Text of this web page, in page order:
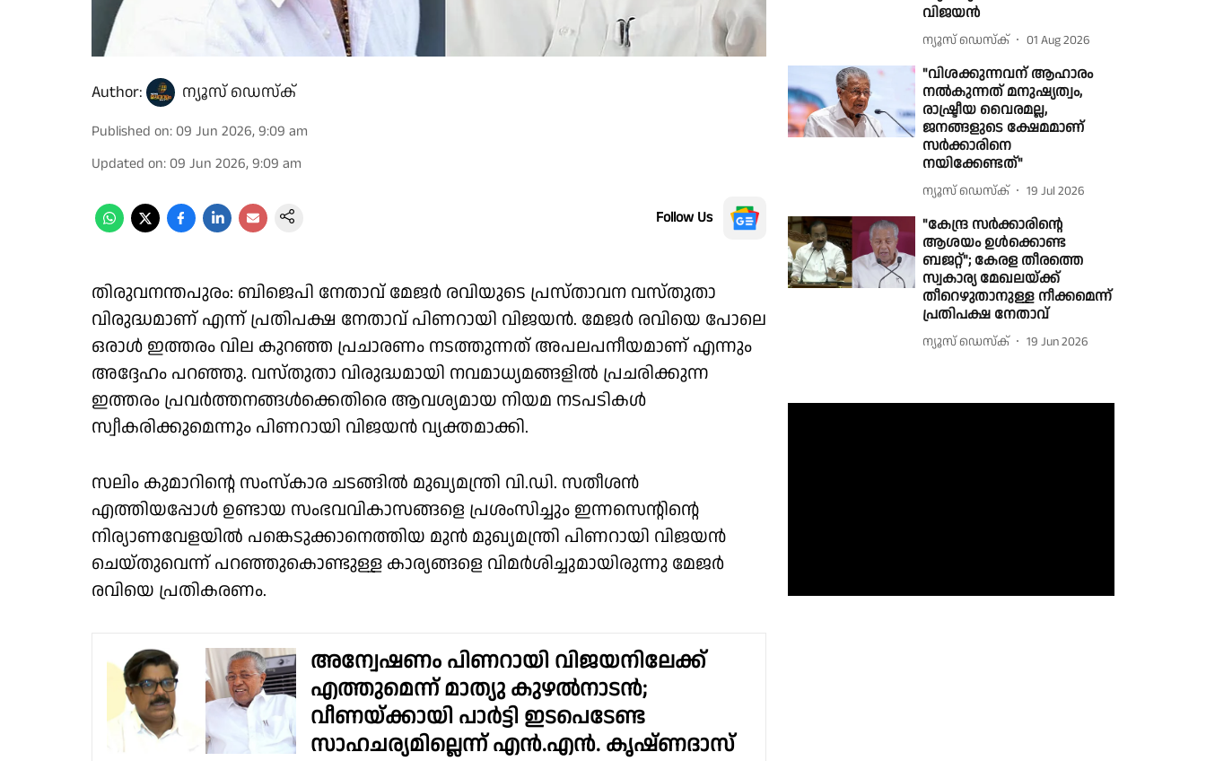
Author: ന്യൂസ് ഡെസ്ക്
Published on: 09 Jun 2026, 9:09 am
Updated on: 09 Jun 2026, 9:09 am
Follow Us
തിരുവനന്തപുരം: ബിജെപി നേതാവ് മേജർ രവിയുടെ പ്രസ്താവന വസ്തുതാ
വിരുദ്ധമാണ് എന്ന് പ്രതിപക്ഷ നേതാവ് പിണറായി വിജയൻ. മേജർ രവിയെ പോലെ
ഒരാൾ ഇത്തരം വില കുറഞ്ഞ പ്രചാരണം നടത്തുന്നത് അപലപനീയമാണ് എന്നും
അദ്ദേഹം പറഞ്ഞു. വസ്തുതാ വിരുദ്ധമായി നവമാധ്യമങ്ങളിൽ പ്രചരിക്കുന്ന
ഇത്തരം പ്രവർത്തനങ്ങൾക്കെതിരെ ആവശ്യമായ നിയമ നടപടികൾ
സ്വീകരിക്കുമെന്നും പിണറായി വിജയൻ വ്യക്തമാക്കി.
സലിം കുമാറിൻ്റെ സംസ്കാര ചടങ്ങിൽ മുഖ്യമന്ത്രി വി.ഡി. സതീശൻ
എത്തിയപ്പോൾ ഉണ്ടായ സംഭവവികാസങ്ങളെ പ്രശംസിച്ചും ഇന്നസെൻ്റിൻ്റെ
നിര്യാണവേളയിൽ പങ്കെടുക്കാനെത്തിയ മുൻ മുഖ്യമന്ത്രി പിണറായി വിജയൻ
ചെയ്തുവെന്ന് പറഞ്ഞുകൊണ്ടുള്ള കാര്യങ്ങളെ വിമർശിച്ചുമായിരുന്നു മേജർ
രവിയെ പ്രതികരണം.
അന്വേഷണം പിണറായി വിജയനിലേക്ക്
എത്തുമെന്ന് മാത്യു കുഴൽനാടൻ;
വീണയ്ക്കായി പാർട്ടി ഇടപെടേണ്ട
സാഹചര്യമില്ലെന്ന് എൻ.എൻ. കൃഷ്ണദാസ്
വിജയൻ
ന്യൂസ് ഡെസ്ക് 01 Aug 2026
"വിശക്കുന്നവന് ആഹാരം
നൽകുന്നത് മനുഷ്യത്വം,
രാഷ്ട്രീയ വൈരമല്ല,
ജനങ്ങളുടെ ക്ഷേമമാണ്
സർക്കാരിനെ
നയിക്കേണ്ടത്"
ന്യൂസ് ഡെസ്ക് 19 Jul 2026
"കേന്ദ്ര സർക്കാരിൻ്റെ
ആശയം ഉൾക്കൊണ്ട
ബജറ്റ്"; കേരള തീരത്തെ
സ്വകാര്യ മേഖലയ്ക്ക്
തീറെഴുതാനുള്ള നീക്കമെന്ന്
പ്രതിപക്ഷ നേതാവ്
ന്യൂസ് ഡെസ്ക് 19 Jun 2026